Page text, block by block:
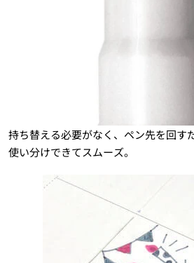
持ち替える必要がなく、ペン先を回す
使い分けできてスムーズ。